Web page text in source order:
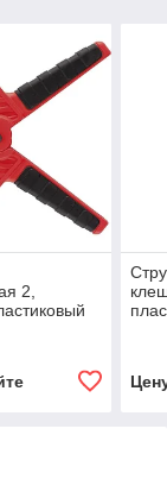
2,
MATRIX